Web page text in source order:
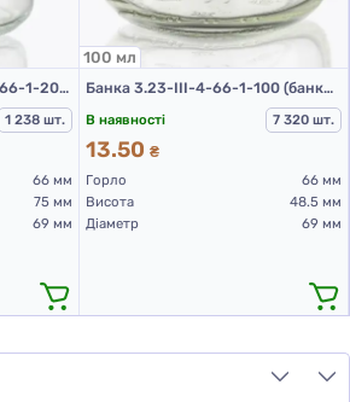
Банка скляна 3.68-ІІІ-4-66-1-200 (банки скляні 200 мл)
1 238 шт.
66 мм
75 мм
69 мм
100 мл
Банка 3.23-III-4-66-1-100 (банки скляні 100 мл)
В наявності
7 320 шт.
13.50 ₴
Горло
66 мм
Висота
48.5 мм
Діаметр
69 мм